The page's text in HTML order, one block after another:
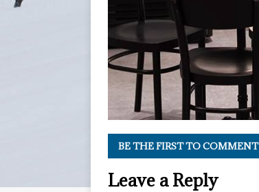
BE THE FIRST TO COMMENT
Leave a Reply